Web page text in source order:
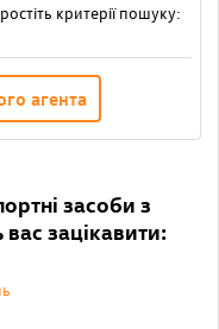
критерії пошуку:
агента
засоби з
зацікавити: